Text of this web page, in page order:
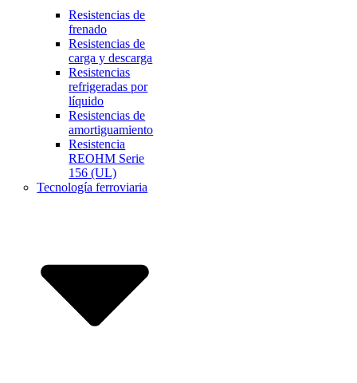
Resistencias de
frenado
Resistencias de
carga y descarga
Resistencias
refrigeradas por
líquido
Resistencias de
amortiguamiento
Resistencia
REOHM Serie
156 (UL)
Tecnología ferroviaria